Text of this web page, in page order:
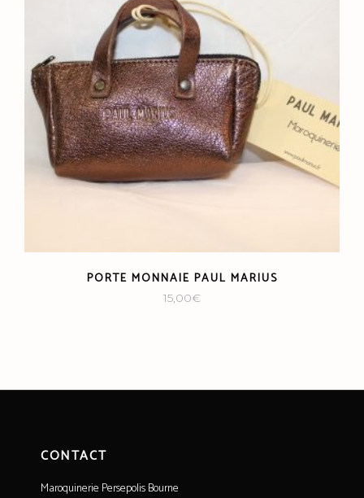
PORTE MONNAIE PAUL MARIUS
15,00€
CONTACT
Maroquinerie Persepolis Bourne